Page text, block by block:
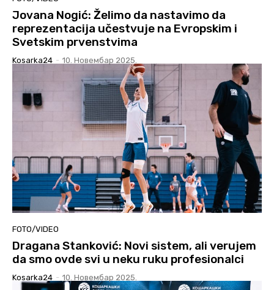
Jovana Nogić: Želimo da nastavimo da
reprezentacija učestvuje na Evropskim i
Svetskim prvenstvima
Kosarka24 - 10. Новембар 2025.
FOTO/VIDEO
Dragana Stanković: Novi sistem, ali verujem
da smo ovde svi u neku ruku profesionalci
Kosarka24 - 10. Новембар 2025.